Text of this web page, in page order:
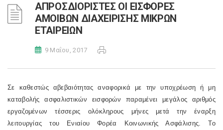
ΑΠΡΟΣΔΙΟΡΙΣΤΕΣ ΟΙ ΕΙΣΦΟΡΕΣ
ΑΜΟΙΒΩΝ ΔΙΑΧΕΙΡΙΣΗΣ ΜΙΚΡΩΝ
ΕΤΑΙΡΕΙΩΝ
9 Μαΐου, 2017
Σε καθεστώς αβεβαιότητας αναφορικά με την υποχρέωση ή μη
καταβολής ασφαλιστικών εισφορών παραμένει μεγάλος αριθμός
εργαζομένων τέσσερις ολόκληρους μήνες μετά την έναρξη
λειτουργίας του Ενιαίου Φορέα Κοινωνικής Ασφάλισης. Το